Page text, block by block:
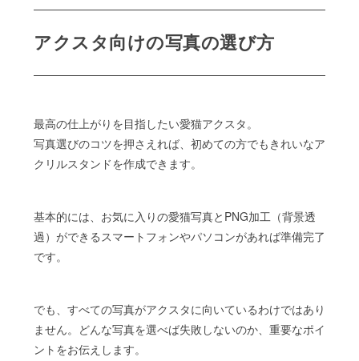
アクスタ向けの写真の選び方
最高の仕上がりを目指したい愛猫アクスタ。
写真選びのコツを押さえれば、初めての方でもきれいなア
クリルスタンドを作成できます。
基本的には、お気に入りの愛猫写真とPNG加工（背景透
過）ができるスマートフォンやパソコンがあれば準備完了
です。
でも、すべての写真がアクスタに向いているわけではあり
ません。どんな写真を選べば失敗しないのか、重要なポイ
ントをお伝えします。